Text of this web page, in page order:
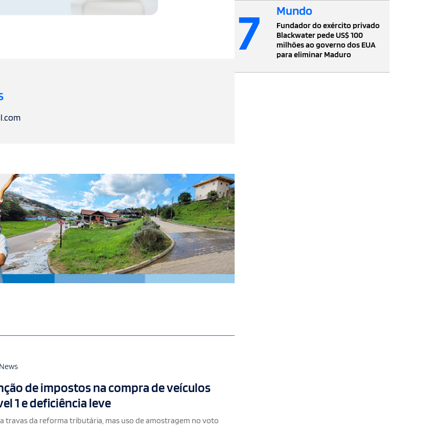
de impostos na compra de veículos
1 e deficiência leve
travas da reforma tributária, mas uso de amostragem no voto
7 Mundo
Fundador do exército privado
Blackwater pede US$ 100
milhões ao governo dos EUA
para eliminar Maduro